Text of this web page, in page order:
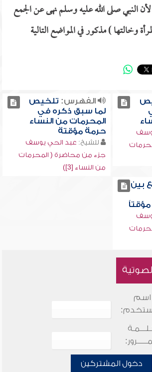
النبي صلى الله عليه وسلم نهى عن الجمع
وخالتها ) مذكور في المواضع التالية
الفهرس: تلخيص
لما سبق ذكره في
المحرمات من النساء
حرمة مؤقتة
للشيخ: عبد الحي يوسف
جزء من محاضرة ( المحرمات
من النساء [3])
بين
اسم
دخول المشتركين